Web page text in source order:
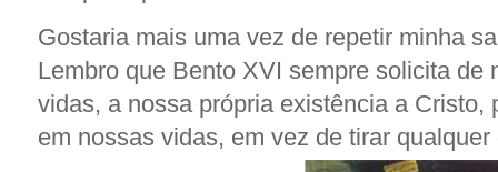
Gostaria mais uma vez de repetir minha
Lembro que Bento XVI sempre solicita de
vidas, a nossa própria existência a Cristo,
em nossas vidas, em vez de tirar